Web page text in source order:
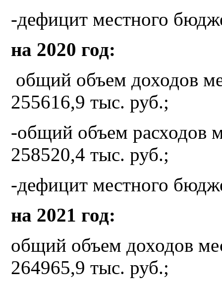
-дефицит местного
на 2020 год:
общий объем доходов
255616,9 тыс. руб.;
-общий объем расходов
258520,4 тыс. руб.;
-дефицит местного
на 2021 год:
общий объем доходов
264965,9 тыс. руб.;